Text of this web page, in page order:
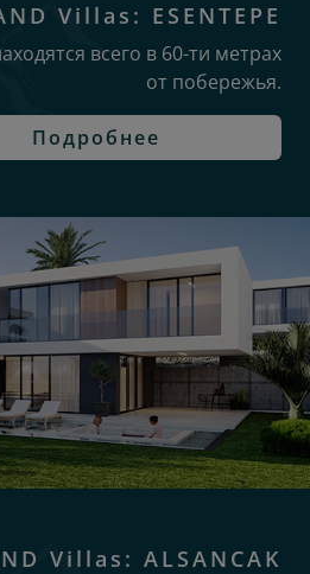
Villas: ESENTEPE
всего в 60-ти метрах
от побережья.
Подробнее
Villas: ALSANCAK